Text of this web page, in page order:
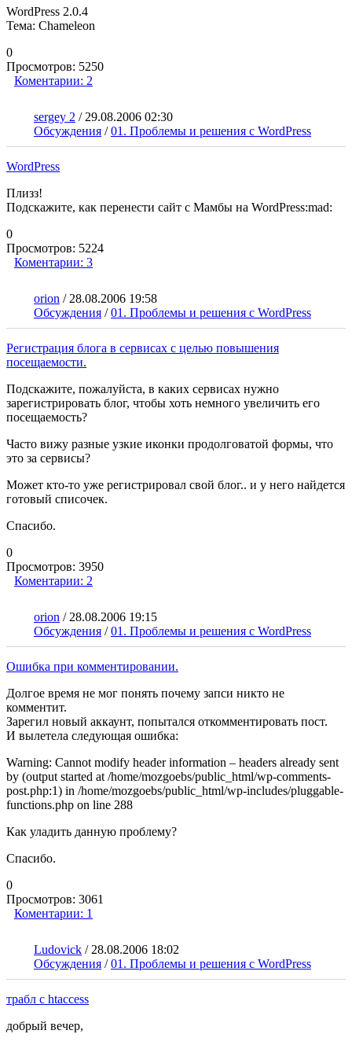
WordPress 2.0.4
Тема: Chameleon
0
Просмотров: 5250
Коментарии: 2
sergey 2 / 29.08.2006 02:30
Обсуждения /01. Проблемы и решения с WordPress
WordPress
Плизз!
Подскажите, как перенести сайт с Мамбы на WordPress:mad:
0
Просмотров: 5224
Коментарии: 3
orion / 28.08.2006 19:58
Обсуждения /01. Проблемы и решения с WordPress
Регистрация блога в сервисах с целью повышения
посещаемости.
Подскажите, пожалуйста, в каких сервисах нужно
зарегистрировать блог, чтобы хоть немного увеличить его
посещаемость?
Часто вижу разные узкие иконки продолговатой формы, что
это за сервисы?
Может кто-то уже регистрировал свой блог.. и у него найдется
готовый списочек.
Спасибо.
0
Просмотров: 3950
Коментарии: 2
orion / 28.08.2006 19:15
Обсуждения /01. Проблемы и решения с WordPress
Ошибка при комментировании.
Долгое время не мог понять почему запси никто не
комментит.
Зарегил новый аккаунт, попытался откомментировать пост.
И вылетела следующая ошибка:
Warning: Cannot modify header information – headers already sent
by (output started at /home/mozgoebs/public_html/wp-comments-
post.php:1) in /home/mozgoebs/public_html/wp-includes/pluggable-
functions.php on line 288
Как уладить данную проблему?
Спасибо.
0
Просмотров: 3061
Коментарии: 1
Ludovick / 28.08.2006 18:02
Обсуждения /01. Проблемы и решения с WordPress
трабл с htaccess
добрый вечер,